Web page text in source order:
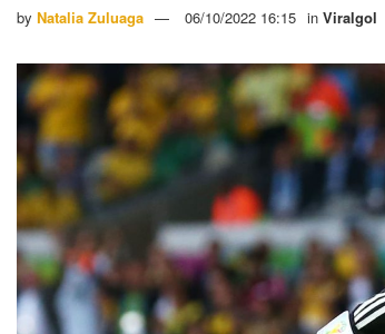
by Natalia Zuluaga 06/10/2022 16:15 in Viralgol